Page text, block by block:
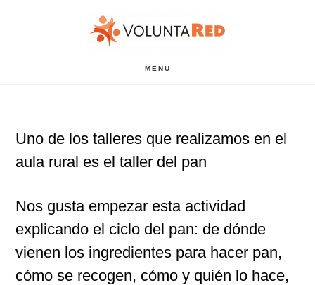
MENU
Uno de los talleres que realizamos en el
aula rural es el taller del pan
Nos gusta empezar esta actividad
explicando el ciclo del pan: de dónde
vienen los ingredientes para hacer pan,
cómo se recogen, cómo y quién lo hace,